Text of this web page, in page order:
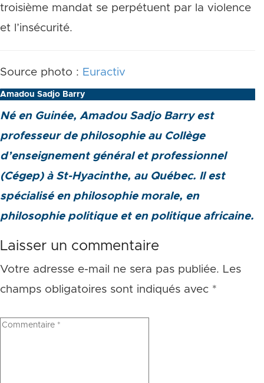
troisième mandat se perpétuent par la violence
et l’insécurité.
Source photo : Euractiv
Amadou Sadjo Barry
Né en Guinée, Amadou Sadjo Barry est
professeur de philosophie au Collège
d’enseignement général et professionnel
(Cégep) à St-Hyacinthe, au Québec. Il est
spécialisé en philosophie morale, en
philosophie politique et en politique africaine.
Laisser un commentaire
Votre adresse e-mail ne sera pas publiée. Les
champs obligatoires sont indiqués avec *